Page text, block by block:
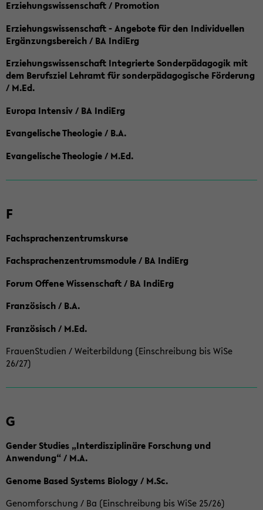
Erziehungswissenschaft / Promotion
Erziehungswissenschaft - Angebote für den Individuellen
Ergänzungsbereich / BA IndiErg
Erziehungswissenschaft Integrierte Sonderpädagogik mit
dem Berufsziel Lehramt für sonderpädagogische Förderung
/ M.Ed.
Europa Intensiv / BA IndiErg
Evangelische Theologie / B.A.
Evangelische Theologie / M.Ed.
F
Fachsprachenzentrumskurse
Fachsprachenzentrumsmodule / BA IndiErg
Forum Offene Wissenschaft / BA IndiErg
Französisch / B.A.
Französisch / M.Ed.
FrauenStudien / Weiterbildung (Einschreibung bis WiSe
26/27)
G
Gender Studies „Interdisziplinäre Forschung und
Anwendung“ / M.A.
Genome Based Systems Biology / M.Sc.
Genomforschung / Ba (Einschreibung bis WiSe 25/26)